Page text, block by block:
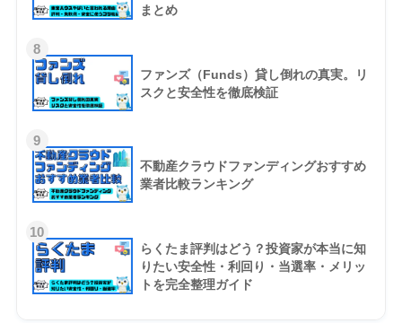
まとめ
8
ファンズ（Funds）貸し倒れの真実。リ
スクと安全性を徹底検証
9
不動産クラウドファンディングおすすめ
業者比較ランキング
10
らくたま評判はどう？投資家が本当に知
りたい安全性・利回り・当選率・メリッ
トを完全整理ガイド